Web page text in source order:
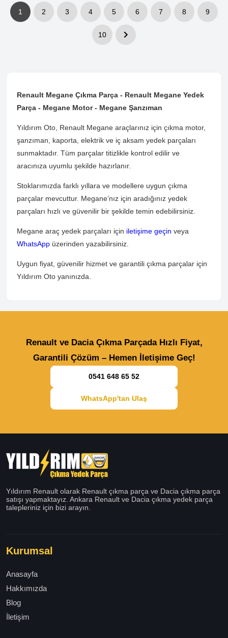
1 2 3 4 5 6 7 8 9
10
Renault Megane Çıkma Parça - Renault Megane Yedek
Parça - Megane Motor - Megane Şanzıman
Yıldırım Oto, Renault Megane araçlarınız için çıkma motor,
şanzıman, kaporta, elektrik ve iç aksam yedek parçaları
sunmaktadır. Tüm parçalar titizlikle kontrol edilir ve
aracınıza uyumlu şekilde hazırlanır.
Stoklarımızda farklı yıllara ve modellere uygun çıkma
parçalar mevcuttur. Megane’nız için aradığınız yedek
parçaları hızlı ve güvenilir bir şekilde temin edebilirsiniz.
Megane araç yedek parçaları için iletişime geçin veya
WhatsApp üzerinden yazabilirsiniz.
Uygun fiyat, güvenilir hizmet ve garantili çıkma parçalar için
Yıldırım Oto yanınızda.
Renault ve Dacia Çıkma Parçada Hızlı Fiyat,
Garantili Çözüm – Hemen İletişime Geç!
0541 648 65 52
WhatsApp'tan Ulaş
Yıldırım Renault olarak Renault çıkma parça ve Dacia çıkma parça
satışı yapmaktayız. Ankara Renault ve Dacia çıkma yedek parça
talepleriniz için bizi arayın.
Kurumsal
Anasayfa
Hakkımızda
Blog
İletişim